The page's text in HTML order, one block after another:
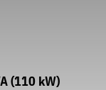
(110 kW)